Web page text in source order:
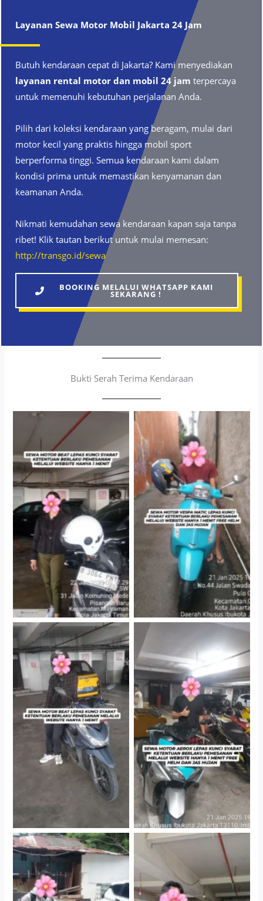
Layanan Sewa Motor Mobil Jakarta24 Jam
Butuh kendaraan cepat di Jakarta? Kami menyediakan
layanan rental motor dan mobil 24 jam terpercaya
untuk memenuhi kebutuhan perjalanan Anda.
Pilih dari koleksi kendaraan yang beragam, mulai dari
motor kecil yang praktis hingga mobil sport
berperforma tinggi. Semua kendaraan kami dalam
kondisi prima untuk memastikan kenyamanan dan
keamanan Anda.
Nikmati kemudahan sewa kendaraan kapan saja tanpa
ribet! Klik tautan berikut untuk mulai memesan:
http://transgo.id/sewa
BOOKING MELALUI WHATSAPP KAMI
SEKARANG !
Bukti Serah Terima Kendaraan
Cityplaza Jatinegara
Gedung Parkir P6A
Antar Jemput Kendaraan
Cityplaza Jatinegara
Gedung Parkir P6A
Cityplaza Jatinegara
Gedung Parkir P6A